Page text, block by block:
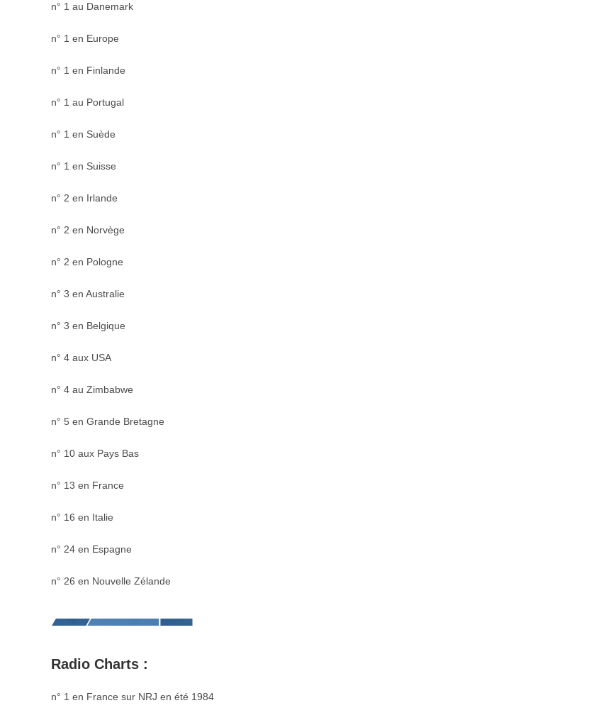
n° 1 au Danemark
n° 1 en Europe
n° 1 en Finlande
n° 1 au Portugal
n° 1 en Suède
n° 1 en Suisse
n° 2 en Irlande
n° 2 en Norvège
n° 2 en Pologne
n° 3 en Australie
n° 3 en Belgique
n° 4 aux USA
n° 4 au Zimbabwe
n° 5 en Grande Bretagne
n° 10 aux Pays Bas
n° 13 en France
n° 16 en Italie
n° 24 en Espagne
n° 26 en Nouvelle Zélande
Radio Charts :
n° 1 en France sur NRJ en été 1984